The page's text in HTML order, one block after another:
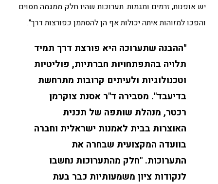
יש אופנות, זרמים ומגמות. תערוכות שהיו חלק ממגמה מסוים
והפכו למזוהות איתה יכולות אף הן להסתמן כפורצות דרך".
"ההבנה שתערוכה היא פורצת דרך תמיד
תלויה בהתפתחויות חברתיות, פוליטיות
וטכנולוגיות ולעיתים קרובות מתרחשת
בדיעבד". מסבירה ד"ר אסנת צוקרמן
רכטר, מנהלת שותפה של תכנית
האוצרות בבית לאמנות ישראלית וחברה
בוועדה המקצועית שבחרה את
התערוכות. "חלק מהתערוכות נחשבו
לנקודות ציון משמעותיות כבר בעת